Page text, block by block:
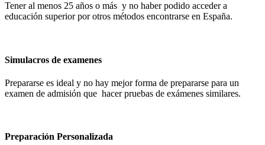
Tener al menos 25 años o más y no haber podido acceder a
educación superior por otros métodos encontrarse en España.
Simulacros de examenes
Prepararse es ideal y no hay mejor forma de prepararse para un
examen de admisión que hacer pruebas de exámenes similares.
Preparación Personalizada